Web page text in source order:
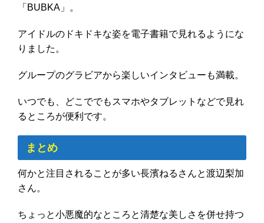
「BUBKA」。
アイドルのドキドキな姿を電子書籍で見れるようにな
りました。
グループのグラビアから楽しいインタビューも満載。
いつでも、どこででもスマホやタブレットなどで見れ
るところが便利です。
まとめ
何かと注目されることが多い長濱ねるさんと渡辺梨加
さん。
ちょっと小悪魔的なところと清楚な美しさを併せ持つ